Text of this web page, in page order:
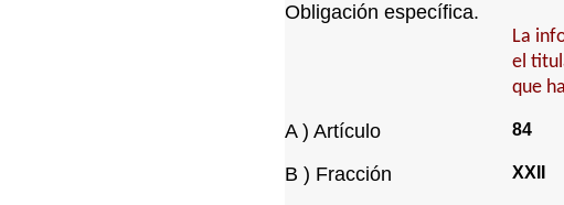
Obligación específica.
La
el
que
A ) Artículo 84
B ) Fracción XXII